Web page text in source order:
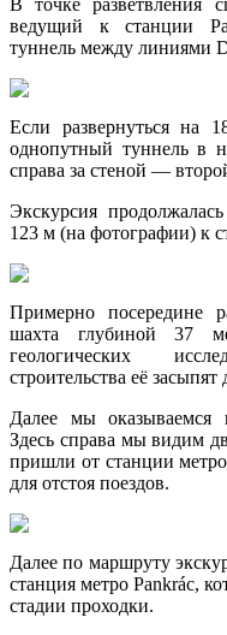
В точке разветвления
ведущий к станции
туннель между линиями
Если развернуться на
однопутный туннель в
справа за стеной —
Экскурсия
123 м (на фотографии) к
Примерно посередине
шахта глубиной 37
геологических
строительства её
Далее мы оказываемся
Здесь справа мы видим
пришли от станции метро
для отстоя поездов.
Далее по маршруту
станция метро Pankrác,
стадии проходки.